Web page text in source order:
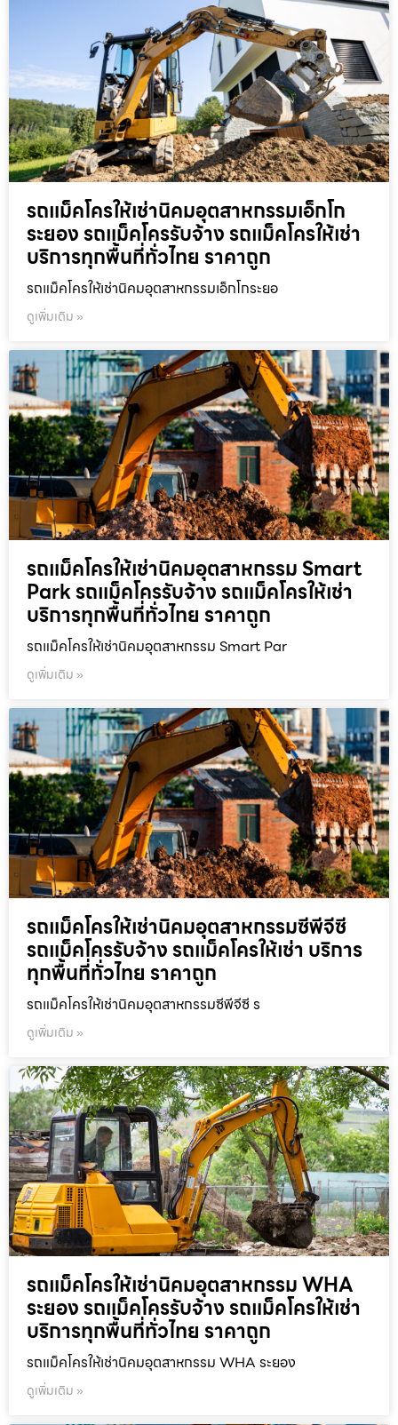
รถแม็คโครให้เช่านิคมอุตสาหกรรมเอ็กโก
ระยอง รถแม็คโครรับจ้าง รถแม็คโครให้เช่า
บริการทุกพื้นที่ทั่วไทย ราคาถูก
รถแม็คโครให้เช่านิคมอุตสาหกรรมเอ็กโกระยอ
ดูเพิ่มเติม »
รถแม็คโครให้เช่านิคมอุตสาหกรรม Smart
Park รถแม็คโครรับจ้าง รถแม็คโครให้เช่า
บริการทุกพื้นที่ทั่วไทย ราคาถูก
รถแม็คโครให้เช่านิคมอุตสาหกรรม Smart Par
ดูเพิ่มเติม »
รถแม็คโครให้เช่านิคมอุตสาหกรรมซีพีจีซี
รถแม็คโครรับจ้าง รถแม็คโครให้เช่า บริการ
ทุกพื้นที่ทั่วไทย ราคาถูก
รถแม็คโครให้เช่านิคมอุตสาหกรรมซีพีจีซี ร
ดูเพิ่มเติม »
รถแม็คโครให้เช่านิคมอุตสาหกรรม WHA
ระยอง รถแม็คโครรับจ้าง รถแม็คโครให้เช่า
บริการทุกพื้นที่ทั่วไทย ราคาถูก
รถแม็คโครให้เช่านิคมอุตสาหกรรม WHA ระยอง
ดูเพิ่มเติม »